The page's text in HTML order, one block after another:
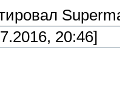
20:46]